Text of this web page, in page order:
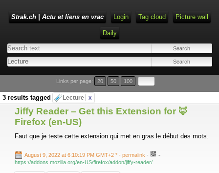
Strak.ch | Actu et liens en vrac Login Tag cloud Picture wall
Daily
Links per page: 20 50 100
3 results tagged Lecture x
Jiffy Reader – Get this Extension for 🦊
Firefox (en-US)
Faut que je teste cette extension qui met en gras le début des mots.
August 9, 2022 at 6:10:19 PM GMT+2 * - permalink - -
https://addons.mozilla.org/en-US/firefox/addon/jiffy-reader/